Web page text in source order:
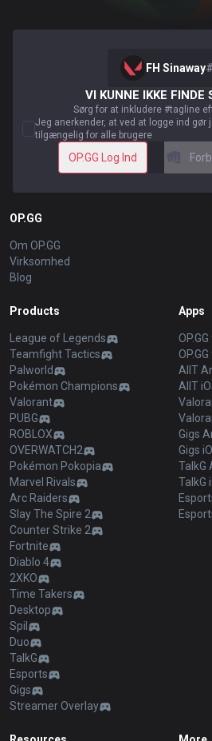
FH Sinaway#
VI KUNNE IKKE FINDE
Sørg for at inkludere #tagline
Jeg anerkender, at ved at logge ind gør
tilgængelig for alle brugere
OP.GG Log Ind
OP.GG
Om OP.GG
Virksomhed
Blog
Products
League of Legends
Teamfight Tactics
Palworld
Pokémon Champions
Valorant
PUBG
ROBLOX
OVERWATCH2
Pokémon Pokopia
Marvel Rivals
Arc Raiders
Slay The Spire 2
Counter Strike 2
Fortnite
Diablo 4
2XKO
Time Takers
Desktop
Spil
Duo
TalkG
Esports
Gigs
Streamer Overlay
Apps
AllT
AllT
Gigs
Gigs
TalkG
TalkG